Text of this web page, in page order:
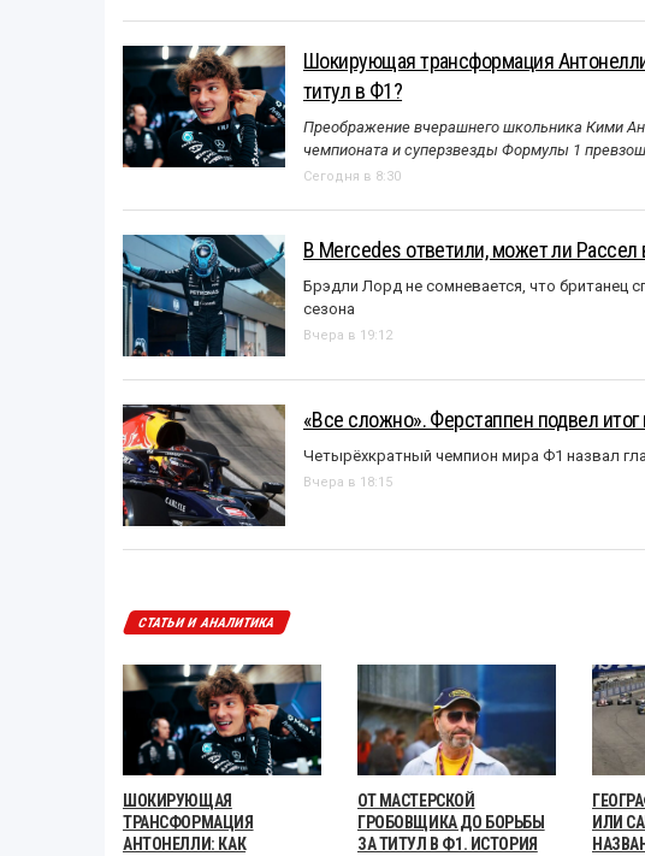
Шокирующая трансформация
титул в Ф1?
Преображение вчерашнего школьника Кими
чемпионата и суперзвезды Формулы 1
Сегодня в 8:30
В Mercedes ответили, может ли Рассел
Брэдли Лорд не сомневается, что британец
сезона
Вчера в 19:12
«Все сложно». Ферстаппен подвел
Четырёхкратный чемпион мира Ф1 назвал
Вчера в 18:15
СТАТЬИ И АНАЛИТИКА
ШОКИРУЮЩАЯ
ТРАНСФОРМАЦИЯ
АНТОНЕЛЛИ: КАК
ОТ МАСТЕРСКОЙ
ГРОБОВЩИКА ДО БОРЬБЫ
ЗА ТИТУЛ В Ф1. ИСТОРИЯ
ИЛИ